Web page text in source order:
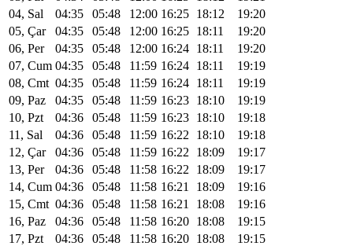
04, Sal
04:35 05:48 12:00 16:25 18:12
19:20
05, Çar
04:35 05:48 12:00 16:25 18:11
19:20
06, Per
04:35 05:48 12:00 16:24 18:11
19:20
07, Cum 04:35 05:48 11:59 16:24 18:11
19:19
08, Cmt 04:35 05:48 11:59 16:24 18:11
19:19
09, Paz
04:35 05:48 11:59 16:23 18:10
19:19
10, Pzt
04:36 05:48 11:59 16:23 18:10
19:18
11, Sal
04:36 05:48 11:59 16:22 18:10
19:18
12, Çar
04:36 05:48 11:59 16:22 18:09
19:17
13, Per
04:36 05:48 11:58 16:22 18:09
19:17
14, Cum 04:36 05:48 11:58 16:21 18:09
19:16
15, Cmt 04:36 05:48 11:58 16:21 18:08
19:16
16, Paz
04:36 05:48 11:58 16:20 18:08
19:15
17, Pzt
04:36 05:48 11:58 16:20 18:08
19:15